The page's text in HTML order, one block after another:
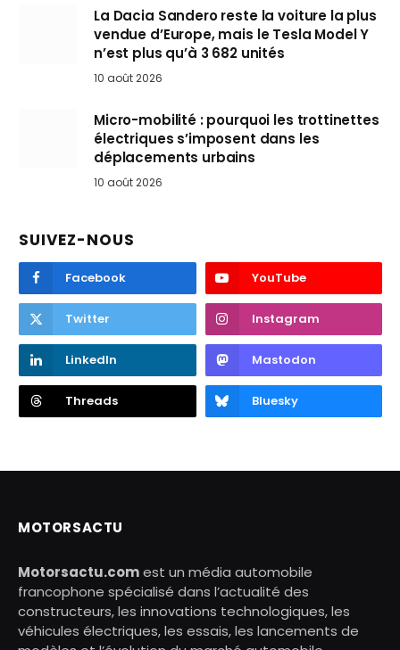
La Dacia Sandero reste la voiture la plus
vendue d’Europe, mais le Tesla Model Y
n’est plus qu’à 3 682 unités
10 août 2026
Micro-mobilité : pourquoi les trottinettes
électriques s’imposent dans les
déplacements urbains
10 août 2026
SUIVEZ-NOUS
Facebook YouTube
Twitter Instagram
LinkedIn Mastodon
Threads Bluesky
MOTORSACTU
Motorsactu.comest un média automobile
francophone spécialisé dans l’actualité des
constructeurs, les innovations technologiques, les
véhicules électriques, les essais, les lancements de